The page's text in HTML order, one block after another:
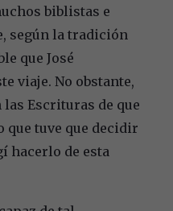
biblistas e
según la tradición
que José
viaje. No obstante,
Escrituras de que
que tuve que decidir
hacerlo de esta